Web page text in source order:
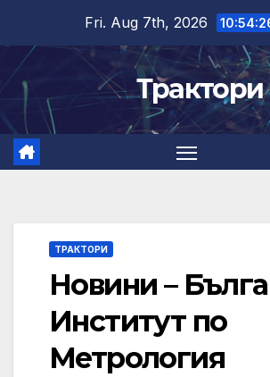
content
Fri. Aug 7th, 2026
Трактори
ТРАКТОРИ
Новини –
Институт по
Метрология